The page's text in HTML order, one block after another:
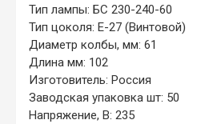
Тип лампы: БС 230-240-60
Тип цоколя: Е-27 (Винтовой)
Диаметр колбы, мм: 61
Длина мм: 102
Изготовитель: Россия
Заводская упаковка шт: 50
Напряжение, В: 235